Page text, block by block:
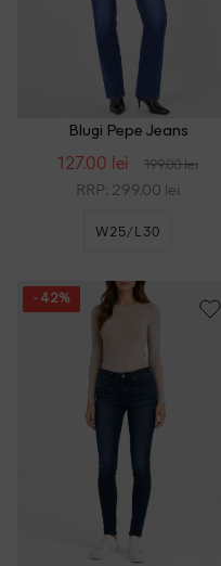
Blugi Pepe Jeans
127.00 lei 199.00 lei
RRP: 299.00 lei
W25/L30
- 42%